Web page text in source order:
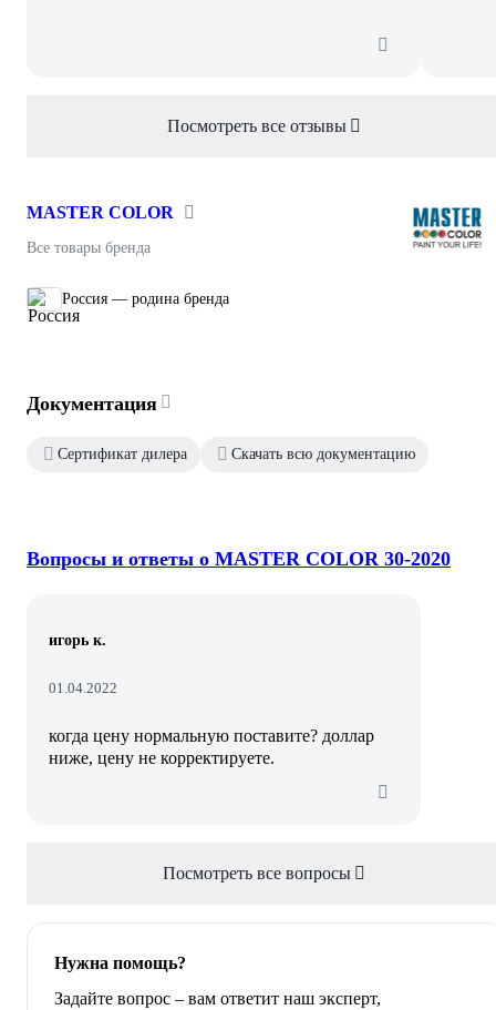
Посмотреть все отзывы
MASTER COLOR
Все товары бренда
Россия — родина бренда
Документация
Сертификат дилера Скачать всю документацию
Вопросы и ответы о MASTER COLOR 30-2020
игорь к.
01.04.2022
когда цену нормальную поставите? доллар
ниже, цену не корректируете.
Посмотреть все вопросы
Нужна помощь?
Задайте вопрос – вам ответит наш эксперт,